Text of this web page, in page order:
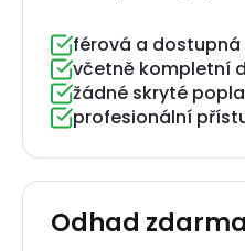
férová a dostupná
včetně kompletní
žádné skryté
profesionální
Odhad